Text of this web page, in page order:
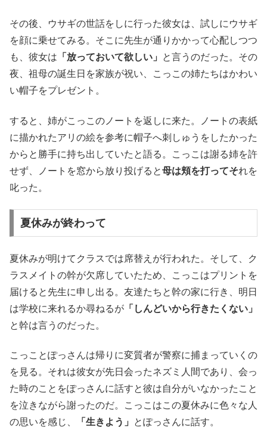
その後、ウサギの世話をしに行った彼女は、試しにウサギ
を顔に乗せてみる。そこに先生が通りかかって心配しつつ
も、彼女は 「放っておいて欲しい」
と言うのだった。その
夜、祖母の誕生日を家族が祝い、こっこの姉たちはかわい
い帽子をプレゼント。
すると、姉がこっこのノートを返しに来た。ノートの表紙
に描かれたアリの絵を参考に帽子へ刺しゅうをしたかった
からと勝手に持ち出していたと語る。こっこは謝る姉を許
せず、ノートを窓から放り投げると母は頬を打ってそれを
叱った。
夏休みが終わって
夏休みが明けてクラスでは席替えが行われた。そして、ク
ラスメイトの幹が欠席していたため、こっこはプリントを
届けると先生に申し出る。友達たちと幹の家に行き、明日
は学校に来れるか尋ねるが 「しんどいから行きたくない」
と幹は言うのだった。
こっことぽっさんは帰りに変質者が警察に捕まっていくの
を見る。それは彼女が先日会ったネズミ人間であり、会っ
た時のことをぽっさんに話すと彼は自分がいなかったこと
を泣きながら謝ったのだ。こっこはこの夏休みに色々な人
の思いを感じ、
「生きよう」 とぽっさんに話す。